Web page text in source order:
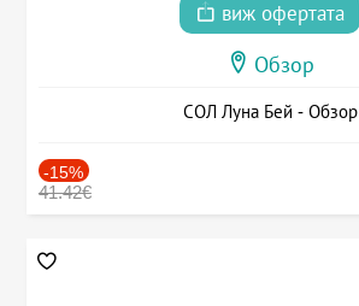
виж офертата
Обзор
СОЛ Луна Бей - Обзор
-15%
41.42€